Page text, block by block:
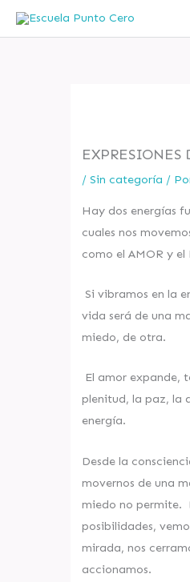
/Sin categoría /
Hay dos energías
cuales nos
como el AMOR y
Si vibramos en la
vida será de una
miedo, de otra.
El amor expande,
plenitud, la paz, la
energía.
Desde la
movernos de una
miedo no permite.
posibilidades,
mirada, nos
accionamos.